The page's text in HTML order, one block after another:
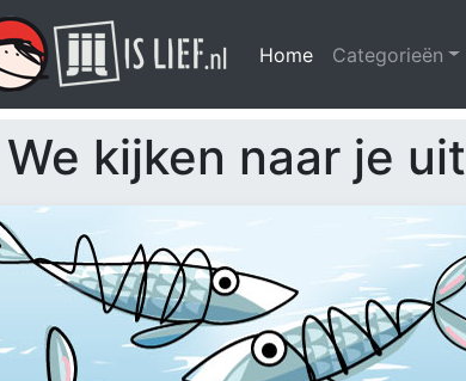
Home (huidige)
Categorieën
We kijken naar je uit